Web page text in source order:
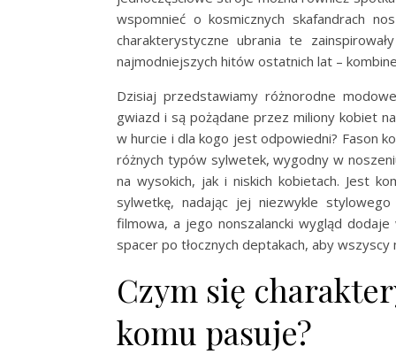
wspomnieć o kosmicznych skafandrach
charakterystyczne ubrania te
najmodniejszych hitów ostatnich lat –
Dzisiaj przedstawiamy różnorodne
gwiazd i są pożądane przez miliony kobiet
w hurcie i dla kogo jest odpowiedni? Fason
różnych typów sylwetek, wygodny w
na wysokich, jak i niskich kobietach. Jest
sylwetkę, nadając jej niezwykle
filmowa, a jego nonszalancki wygląd
spacer po tłocznych deptakach, aby
Czym się
komu pasuje?